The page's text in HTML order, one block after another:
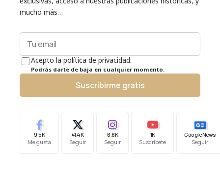
mucho más…
Acepto la política de privacidad.
Podrás darte de baja en cualquier momento.
Suscribirme gratis
9.5K
Me gusta
41.4K
Seguir
6.6K
Seguir
1K
Suscríbete
Google News
Seguir